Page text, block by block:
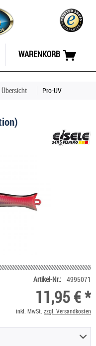
WARENKORB
Übersicht Pro-UV
Artikel-Nr.: 4995071
11,95 € *
inkl. MwSt. zzgl. Versandkosten